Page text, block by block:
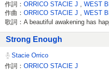
作詞： ORRICO STACIE J WEST
作曲： ORRICO STACIE J WEST
歌詞：A beautiful awakening has
Strong Enough
Stacie Orrico
作詞： ORRICO STACIE J